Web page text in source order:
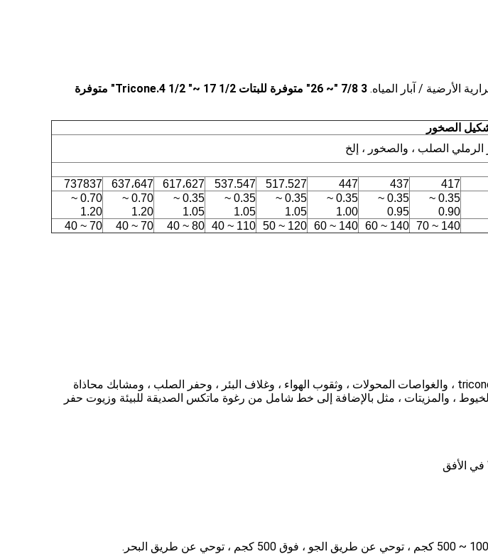
3 7/8 "~ 26" متوفرة للبتات Tricone.4 1/2 "~ 17 1/2" متوفرة
الصخور
الصلب ، والصخور ، إلخ
417
437
447
517.527
537.547 617،627 637،647
737837
0.35 ~
0.90
0.35 ~
0.95
0.35 ~
1.00
0.35 ~
1.05
0.35 ~
1.05
0.35 ~
1.05
0.70 ~
1.20
0.70 ~
1.20
140 ~ 70
140 ~ 60
140 ~ 60
120 ~ 50
110 ~ 40
80 ~ 40
70 ~ 40
70 ~ 40
يشمل خط منتجات ROSCHEN الشامل المطارق والقمم DTH والدوران العكسي ، والبتات tricone ، والغواصات المحولات ، وثقوب الهواء ، وغلاف البئر ، وحفر الصلب ، ومشابك محاذاة
، والمزيتات ، مثل بالإضافة إلى خط شامل من رغوة ماتكس الصديقة للبيئة وزيوت حفر